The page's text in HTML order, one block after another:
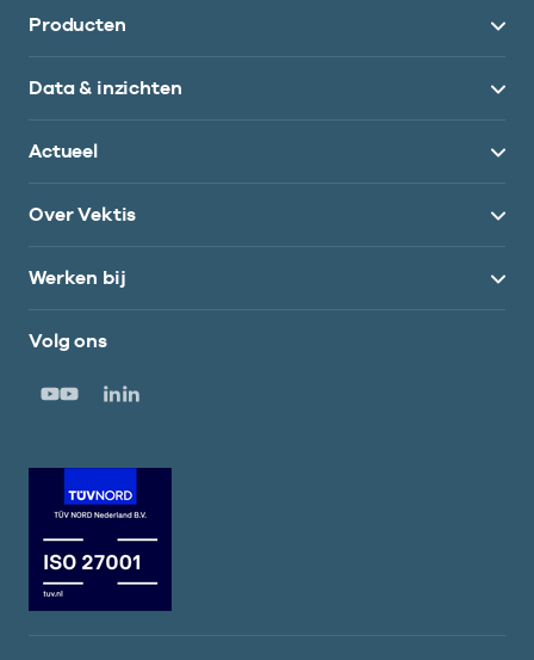
Producten
Data & inzichten
Actueel
Over Vektis
Werken bij
Volg ons